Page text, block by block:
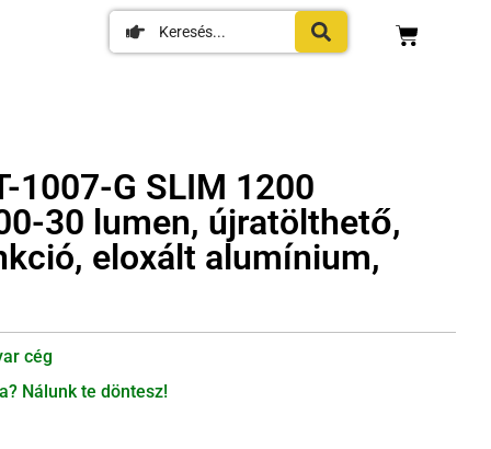
1007-G SLIM 1200
30 lumen, újratölthető,
eloxált alumínium,
cég
Nálunk te döntesz!